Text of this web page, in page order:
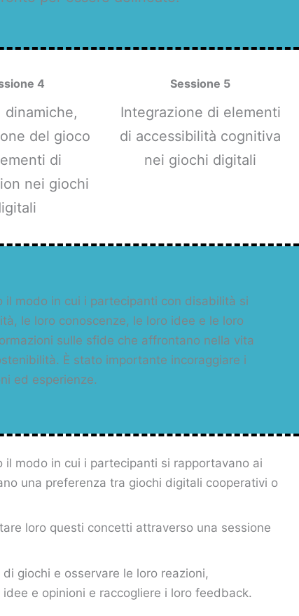
4
dinamiche,
del gioco
di
nei giochi
Sessione 5
Integrazione di elementi
di accessibilità cognitiva
nei giochi digitali
il modo in cui i partecipanti con disabilità si
le loro conoscenze, le loro idee e le loro
sulle sfide che affrontano nella vita
È stato importante incoraggiare i
ed esperienze.
modo in cui i partecipanti si rapportavano ai
una preferenza tra giochi digitali cooperativi o
loro questi concetti attraverso una sessione
giochi e osservare le loro reazioni,
e opinioni e raccogliere i loro feedback.